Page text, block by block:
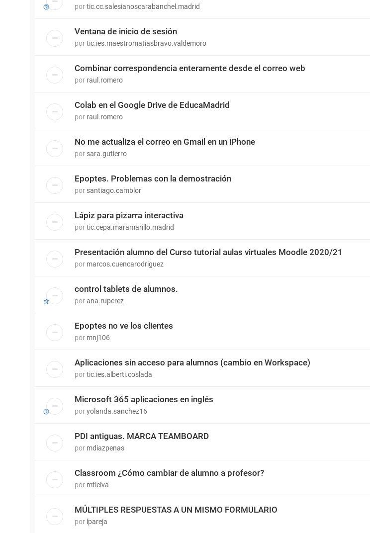
portic.cc.salesianoscarabanchel.madrid
Ventana de inicio de sesión
portic.ies.maestromatiasbravo.valdemoro
Combinar correspondencia enteramente desde el correo web
por raul.romero
Colab en el Google Drive de EducaMadrid
por raul.romero
No me actualiza el correo en Gmail en un iPhone
por sara.gutierro
Epoptes. Problemas con la demostración
por santiago.camblor
Lápiz para pizarra interactiva
portic.cepa.maramarillo.madrid
Presentación alumno del Curso tutorial aulas virtuales Moodle 2020/21
por marcos.cuencarodriguez
control tablets de alumnos.
porana.ruperez
Epoptes no ve los clientes
por mnj106
Aplicaciones sin acceso para alumnos (cambio en Workspace)
portic.ies.alberti.coslada
Microsoft 365 aplicaciones en inglés
poryolanda.sanchez16
PDI antiguas. MARCA TEAMBOARD
por mdiazpenas
Classroom ¿Cómo cambiar de alumno a profesor?
por mtleiva
MÚLTIPLES RESPUESTAS A UN MISMO FORMULARIO
por lpareja